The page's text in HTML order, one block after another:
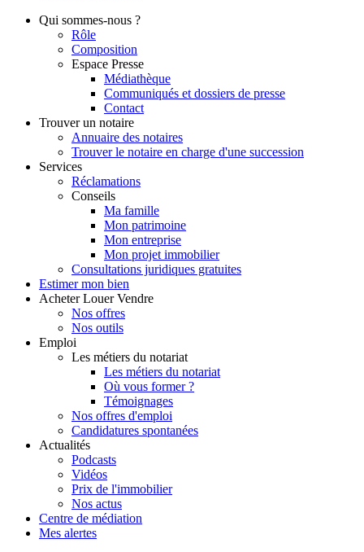
Qui sommes-nous ?
Rôle
Composition
Espace Presse
Médiathèque
Communiqués et dossiers de presse
Contact
Trouver un notaire
Annuaire des notaires
Trouver le notaire en charge d'une succession
Services
Réclamations
Conseils
Ma famille
Mon patrimoine
Mon entreprise
Mon projet immobilier
Consultations juridiques gratuites
Estimer mon bien
Acheter Louer Vendre
Nos offres
Nos outils
Emploi
Les métiers du notariat
Les métiers du notariat
Où vous former ?
Témoignages
Nos offres d'emploi
Candidatures spontanées
Actualités
Podcasts
Vidéos
Prix de l'immobilier
Nos actus
Centre de médiation
Mes alertes